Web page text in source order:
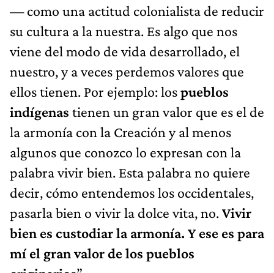
— como una actitud colonialista de reducir
su cultura a la nuestra. Es algo que nos
viene del modo de vida desarrollado, el
nuestro, y a veces perdemos valores que
ellos tienen. Por ejemplo: lospueblos
indígenas tienen un gran valor que es el de
la armonía con la Creación y al menos
algunos que conozco lo expresan con la
palabra vivir bien. Esta palabra no quiere
decir, cómo entendemos los occidentales,
pasarla bien o vivir la dolce vita, no.Vivir
bien es custodiar la armonía. Y ese es para
mí el gran valor de los pueblos